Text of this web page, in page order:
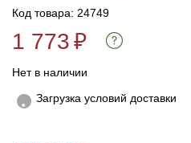
Код товара: 24749
1 773₽
Нет в наличии
Загрузка условий доставки